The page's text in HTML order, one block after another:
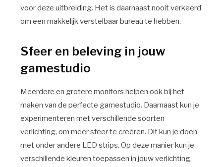
voor deze uitbreiding. Het is daarnaast nooit verkeerd
om een makkelijk verstelbaar bureau te hebben.
Sfeer en beleving in jouw
gamestudio
Meerdere en grotere monitors helpen ook bij het
maken van de perfecte gamestudio. Daarnaast kun je
experimenteren met verschillende soorten
verlichting, om meer sfeer te creëren. Dit kun je doen
met onder andere LED strips. Op deze manier kun je
verschillende kleuren toepassen in jouw verlichting.